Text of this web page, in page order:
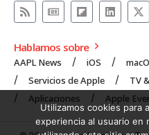
Hablamos sobre
AAPL News iOS
Servicios de Apple
TV
Aplicaciones
Apple
Utilizamos cookies para
experiencia al usuario